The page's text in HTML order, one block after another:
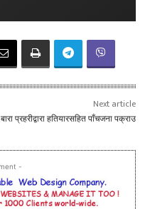
Next article
बारा प्रहरीद्वारा हतियारसहित पाँचजना पक्राउ
-